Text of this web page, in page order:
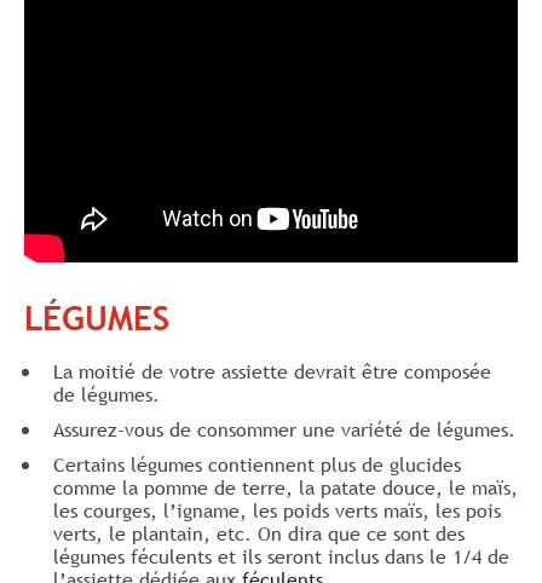
LÉGUMES
La moitié de votre assiette devrait être composée
de légumes.
Assurez-vous de consommer une variété de légumes.
Certains légumes contiennent plus de glucides
comme la pomme de terre, la patate douce, le maïs,
les courges, l’igname, les poids verts maïs, les pois
verts, le plantain, etc. On dira que ce sont des
légumes féculents et ils seront inclus dans le 1/4 de